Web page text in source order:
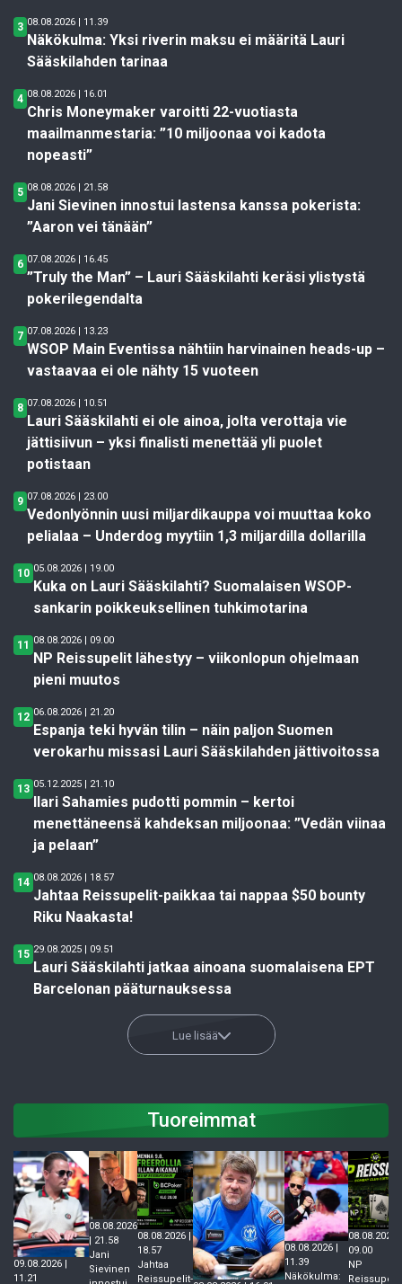
3 08.08.2026 | 11.39
Näkökulma: Yksi riverin maksu ei määritä Lauri
Sääskilahden tarinaa
4 08.08.2026 | 16.01
Chris Moneymaker varoitti 22-vuotiasta
maailmanmestaria: ”10 miljoonaa voi kadota
nopeasti”
5 08.08.2026 | 21.58
Jani Sievinen innostui lastensa kanssa pokerista:
”Aaron vei tänään”
6 07.08.2026 | 16.45
”Truly the Man” – Lauri Sääskilahti keräsi ylistystä
pokerilegendalta
7 07.08.2026 | 13.23
WSOP Main Eventissa nähtiin harvinainen heads-up –
vastaavaa ei ole nähty 15 vuoteen
8 07.08.2026 | 10.51
Lauri Sääskilahti ei ole ainoa, jolta verottaja vie
jättisiivun – yksi finalisti menettää yli puolet
potistaan
9 07.08.2026 | 23.00
Vedonlyönnin uusi miljardikauppa voi muuttaa koko
pelialaa – Underdog myytiin 1,3 miljardilla dollarilla
10 05.08.2026 | 19.00
Kuka on Lauri Sääskilahti? Suomalaisen WSOP-
sankarin poikkeuksellinen tuhkimotarina
11 08.08.2026 | 09.00
NP Reissupelit lähestyy – viikonlopun ohjelmaan
pieni muutos
12 06.08.2026 | 21.20
Espanja teki hyvän tilin – näin paljon Suomen
verokarhu missasi Lauri Sääskilahden jättivoitossa
13 05.12.2025 | 21.10
Ilari Sahamies pudotti pommin – kertoi
menettäneensä kahdeksan miljoonaa: ”Vedän viinaa
ja pelaan”
14 08.08.2026 | 18.57
Jahtaa Reissupelit-paikkaa tai nappaa $50 bounty
Riku Naakasta!
15 29.08.2025 | 09.51
Lauri Sääskilahti jatkaa ainoana suomalaisena EPT
Barcelonan pääturnauksessa
Lue lisää
Tuoreimmat
09.08.2026 |
11.21
08.08.2026
| 21.58
Jani
Sievinen
08.08.2026 |
18.57
Jahtaa
Reissupelit-
08.08.2026 |
11.39
Näkökulma:
08.08.2026 |
09.00
NP
Reissupelit